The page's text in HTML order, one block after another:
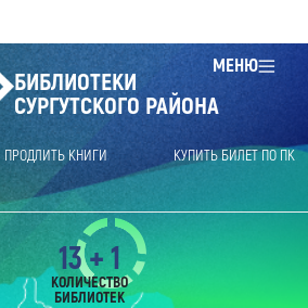
МЕНЮ
БИБЛИОТЕКИ
СУРГУТСКОГО РАЙОНА
ПРОДЛИТЬ КНИГИ КУПИТЬ БИЛЕТ ПО ПК
13 + 1
КОЛИЧЕСТВО
БИБЛИОТЕК